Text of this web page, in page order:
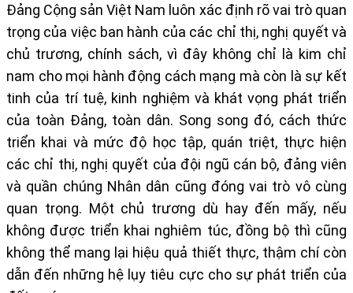
Đảng Cộng sản Việt Nam luôn xác định rõ vai trò quan
trọng của việc ban hành của các chỉ thị, nghị quyết và
chủ trương, chính sách, vì đây không chỉ là kim chỉ
nam cho mọi hành động cách mạng mà còn là sự kết
tinh của trí tuệ, kinh nghiệm và khát vọng phát triển
của toàn Đảng, toàn dân. Song song đó, cách thức
triển khai và mức độ học tập, quán triệt, thực hiện
các chỉ thị, nghị quyết của đội ngũ cán bộ, đảng viên
và quần chúng Nhân dân cũng đóng vai trò vô cùng
quan trọng. Một chủ trương dù hay đến mấy, nếu
không được triển khai nghiêm túc, đồng bộ thì cũng
không thể mang lại hiệu quả thiết thực, thậm chí còn
dẫn đến những hệ lụy tiêu cực cho sự phát triển của